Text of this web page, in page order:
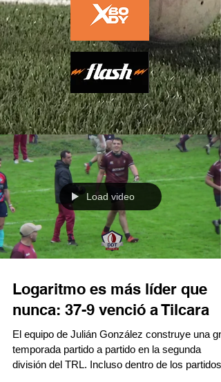
Load video
Logaritmo es más líder que
nunca: 37-9 venció a Tilcara
El equipo de Julián González construye una
temporada partido a partido en la segunda
división del TRL. Incluso dentro de los partidos